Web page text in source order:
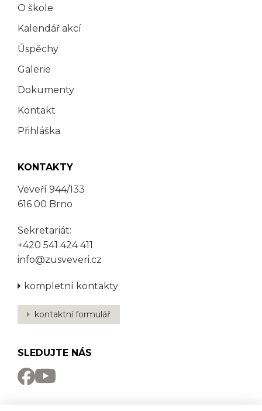
O škole
Kalendář akcí
Úspěchy
Galerie
Dokumenty
Kontakt
Přihláška
KONTAKTY
Veveří 944/133
616 00 Brno
Sekretariát:
+420 541 424 411
info@zusveveri.cz
kompletní kontakty
kontaktní formulář
SLEDUJTE NÁS